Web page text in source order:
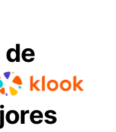
de